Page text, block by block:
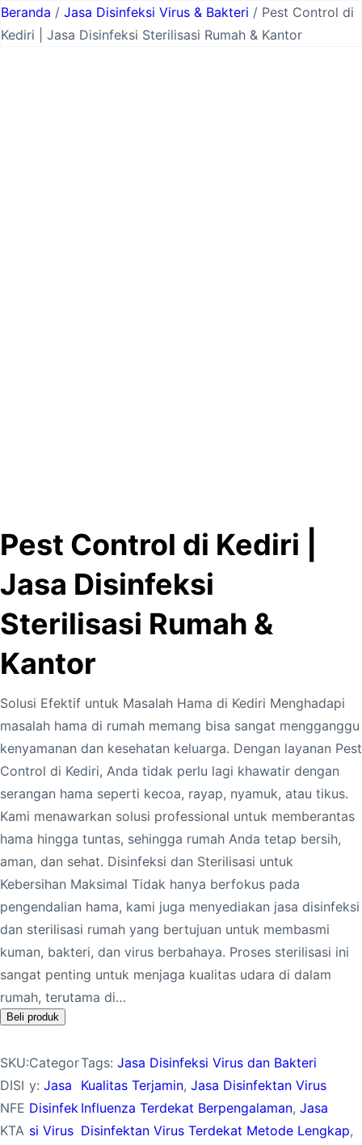
Lewati
ke
Beranda / Jasa Disinfeksi Virus & Bakteri / Pest Control di
Kediri | Jasa Disinfeksi Sterilisasi Rumah & Kantor
Pest Control di Kediri |
Jasa Disinfeksi
Sterilisasi Rumah &
Kantor
Solusi Efektif untuk Masalah Hama di Kediri Menghadapi
masalah hama di rumah memang bisa sangat mengganggu
kenyamanan dan kesehatan keluarga. Dengan layanan Pest
Control di Kediri, Anda tidak perlu lagi khawatir dengan
serangan hama seperti kecoa, rayap, nyamuk, atau tikus.
Kami menawarkan solusi professional untuk memberantas
hama hingga tuntas, sehingga rumah Anda tetap bersih,
aman, dan sehat. Disinfeksi dan Sterilisasi untuk
Kebersihan Maksimal Tidak hanya berfokus pada
pengendalian hama, kami juga menyediakan jasa disinfeksi
dan sterilisasi rumah yang bertujuan untuk membasmi
kuman, bakteri, dan virus berbahaya. Proses sterilisasi ini
sangat penting untuk menjaga kualitas udara di dalam
rumah, terutama di…
Beli produk
SKU:
DISI
NFE
KTA
Categor
y:Jasa
Disinfek
si Virus
Tags:Jasa Disinfeksi Virus dan Bakteri
Kualitas Terjamin, Jasa Disinfektan Virus
Influenza Terdekat Berpengalaman, Jasa
Disinfektan Virus Terdekat Metode Lengkap,